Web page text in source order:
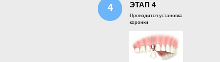
4 ЭТАП 4
Проводится установка
коронки